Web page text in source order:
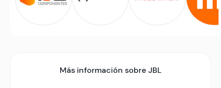
Más información sobre JBL